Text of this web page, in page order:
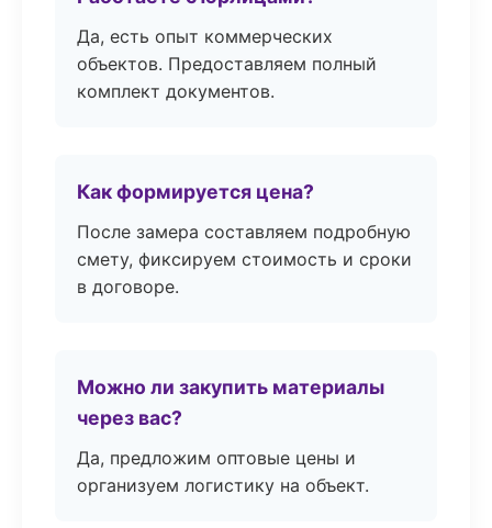
Да, есть опыт коммерческих
объектов. Предоставляем полный
комплект документов.
Как формируется цена?
После замера составляем подробную
смету, фиксируем стоимость и сроки
в договоре.
Можно ли закупить материалы
через вас?
Да, предложим оптовые цены и
организуем логистику на объект.